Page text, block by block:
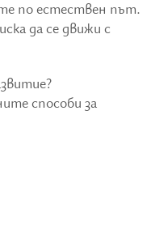
по естествен път.
да се движи с
способи за